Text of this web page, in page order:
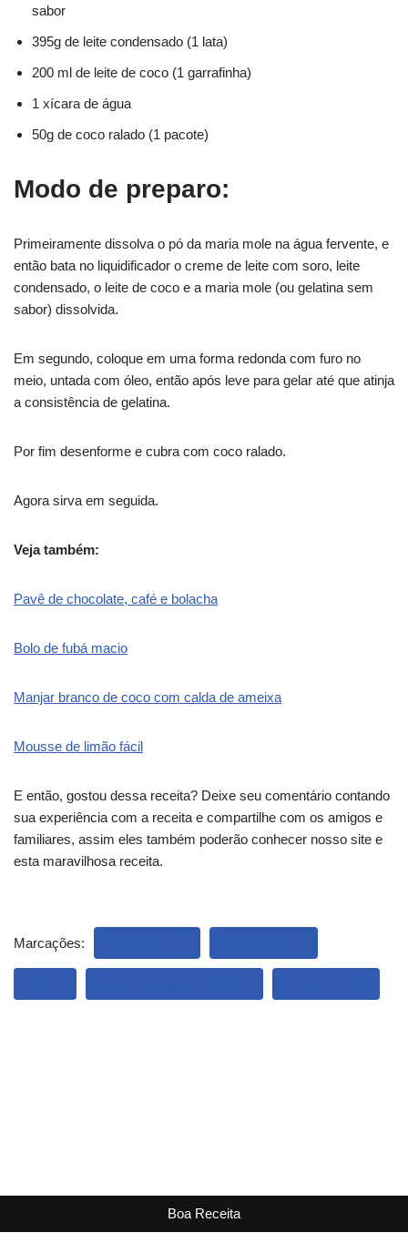
sabor
395g de leite condensado (1 lata)
200 ml de leite de coco (1 garrafinha)
1 xícara de água
50g de coco ralado (1 pacote)
Modo de preparo:
Primeiramente dissolva o pó da maria mole na água fervente, e
então bata no liquidificador o creme de leite com soro, leite
condensado, o leite de coco e a maria mole (ou gelatina sem
sabor) dissolvida.
Em segundo, coloque em uma forma redonda com furo no
meio, untada com óleo, então após leve para gelar até que atinja
a consistência de gelatina.
Por fim desenforme e cubra com coco ralado.
Agora sirva em seguida.
Veja também:
Pavê de chocolate, café e bolacha
Bolo de fubá macio
Manjar branco de coco com calda de ameixa
Mousse de limão fácil
E então, gostou dessa receita? Deixe seu comentário contando
sua experiência com a receita e compartilhe com os amigos e
familiares, assim eles também poderão conhecer nosso site e
esta maravilhosa receita.
Marcações:
Boa Receita